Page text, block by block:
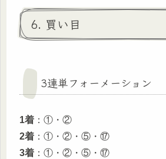
6. 買い目
3連単フォーメーション
1着 ：①・②
2着 ：①・②・⑤・⑰
3着 ：①・②・⑤・⑰